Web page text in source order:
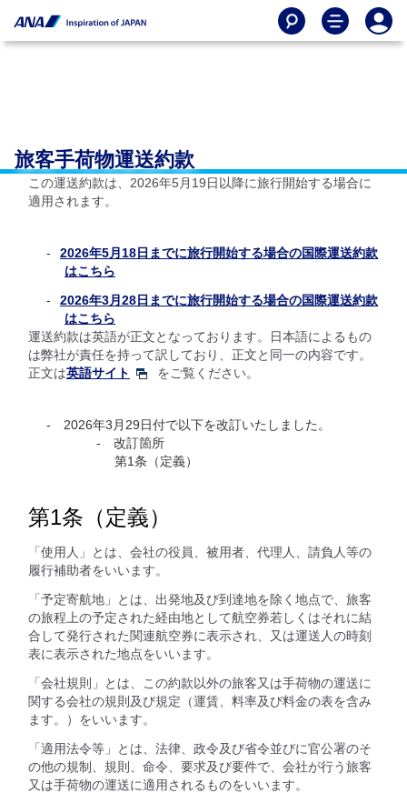
旅客手荷物運送約款
この運送約款は、2026年5月19日以降に旅行開始する場合に
適用されます。
2026年5月18日までに旅行開始する場合の国際運送約款
はこちら
2026年3月28日までに旅行開始する場合の国際運送約款
はこちら
運送約款は英語が正文となっております。日本語によるもの
は弊社が責任を持って訳しており、正文と同一の内容です。
正文は英語サイト をご覧ください。
2026年3月29日付で以下を改訂いたしました。
改訂箇所
第1条（定義）
第1条（定義）
「使用人」とは、会社の役員、被用者、代理人、請負人等の
履行補助者をいいます。
「予定寄航地」とは、出発地及び到達地を除く地点で、旅客
の旅程上の予定された経由地として航空券若しくはそれに結
合して発行された関連航空券に表示され、又は運送人の時刻
表に表示された地点をいいます。
「会社規則」とは、この約款以外の旅客又は手荷物の運送に
関する会社の規則及び規定（運賃、料率及び料金の表を含み
ます。）をいいます。
「適用法令等」とは、法律、政令及び省令並びに官公署のそ
の他の規制、規則、命令、要求及び要件で、会社が行う旅客
又は手荷物の運送に適用されるものをいいます。